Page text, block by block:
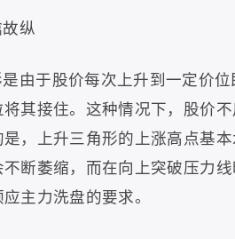
纵
由于股价每次上升到一定价
其接住。这种情况下，股价
，上升三角形的上涨高点基
断萎缩，而在向上突破压力
主力洗盘的要求。